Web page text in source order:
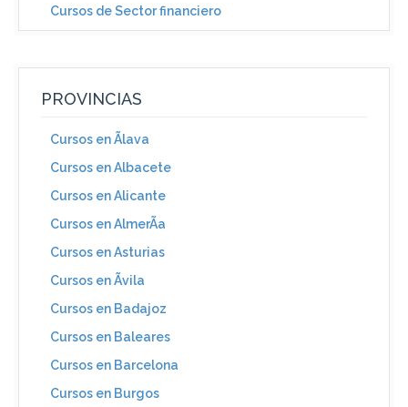
Cursos de Sector financiero
PROVINCIAS
Cursos en Ãlava
Cursos en Albacete
Cursos en Alicante
Cursos en AlmerÃ­a
Cursos en Asturias
Cursos en Ãvila
Cursos en Badajoz
Cursos en Baleares
Cursos en Barcelona
Cursos en Burgos